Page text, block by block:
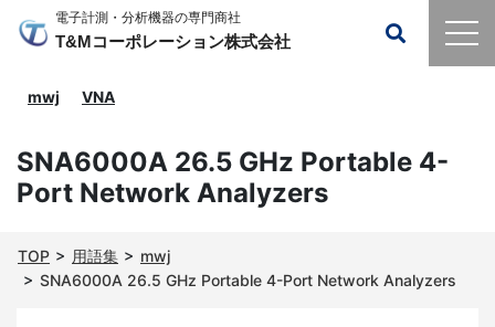
電子計測・分析機器の専門商社
T&Mコーポレーション株式会社
mwj VNA
SNA6000A 26.5 GHz Portable 4-
Port Network Analyzers
TOP 用語集
mwj
SNA6000A 26.5 GHz Portable 4-Port Network Analyzers